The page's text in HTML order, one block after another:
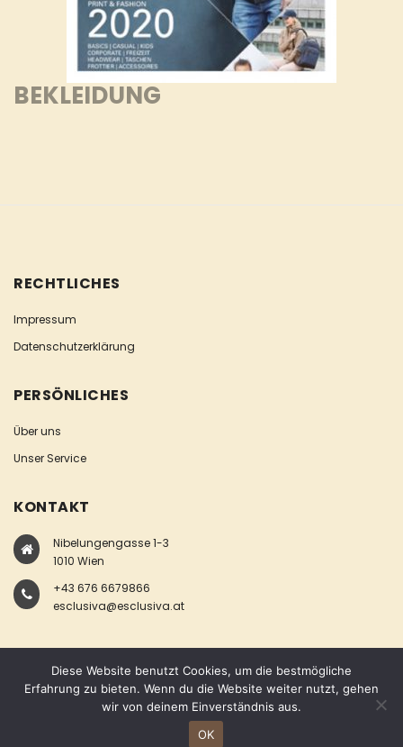
BEKLEIDUNG
RECHTLICHES
Impressum
Datenschutzerklärung
PERSÖNLICHES
Über uns
Unser Service
KONTAKT
Nibelungengasse 1-3
1010 Wien
+43 676 6679866
esclusiva@esclusiva.at
COPYRIGHT © ESCLUSIVA
Diese Website benutzt Cookies, um die bestmögliche
Erfahrung zu bieten. Wenn du die Website weiter nutzt, gehen
wir von deinem Einverständnis aus.
OK